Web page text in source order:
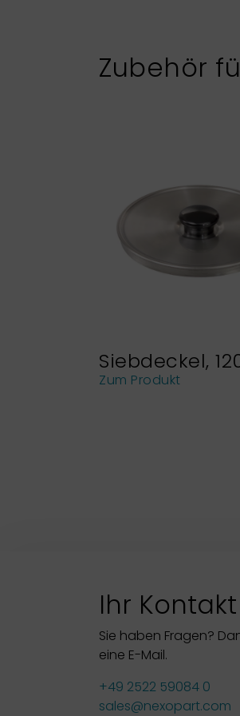
Zubehör
Siebdeckel,
Zum Produkt
Ihr
Sie haben Fragen?
eine E-Mail.
+49 2522 59084 0
sales@nexopart.com